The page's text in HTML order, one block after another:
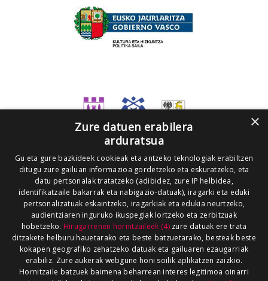
×
Zure datuen erabilera
arduratsua
Gu eta gure bazkideek cookieak eta antzeko teknologiak erabiltzen
ditugu zure gailuan informazioa gordetzeko eta eskuratzeko, eta
datu pertsonalak tratatzeko (adibidez, zure IP helbidea,
identifikatzaile bakarrak eta nabigazio-datuak), iragarki eta eduki
pertsonalizatuak eskaintzeko, iragarkiak eta edukia neurtzeko,
audientziaren inguruko ikuspegiak lortzeko eta zerbitzuak
hobetzeko. Hirugarrenen hornitzaileek (4)zure datuak ere trata
ditzakete helburu hauetarako eta beste batzuetarako, besteak beste
kokapen geografiko zehatzeko datuak eta gailuaren ezaugarriak
erabiliz. Zure aukerak webgune honi soilik aplikatzen zaizkio.
Hornitzaile batzuek baimena beharrean interes legitimoa oinarri